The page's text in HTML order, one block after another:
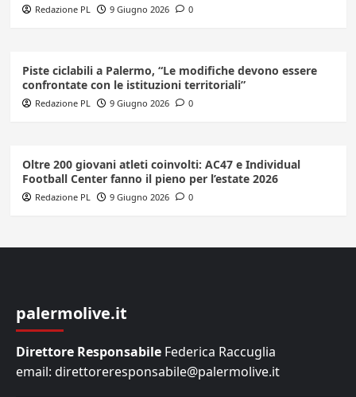
Redazione PL 9 Giugno 2026 0
Piste ciclabili a Palermo, “Le modifiche devono essere
confrontate con le istituzioni territoriali”
Redazione PL 9 Giugno 2026 0
Oltre 200 giovani atleti coinvolti: AC47 e Individual
Football Center fanno il pieno per l’estate 2026
Redazione PL 9 Giugno 2026 0
palermolive.it
Direttore Responsabile Federica Raccuglia
email: direttoreresponsabile@palermolive.it